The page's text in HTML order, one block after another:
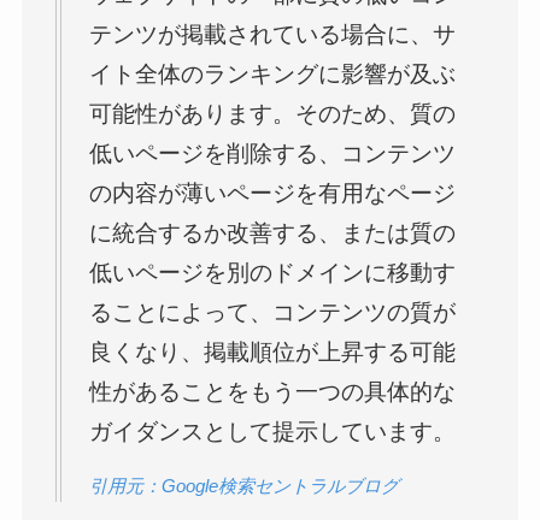
テンツが掲載されている場合に、サ
イト全体のランキングに影響が及ぶ
可能性があります。そのため、質の
低いページを削除する、コンテンツ
の内容が薄いページを有用なページ
に統合するか改善する、または質の
低いページを別のドメインに移動す
ることによって、コンテンツの質が
良くなり、掲載順位が上昇する可能
性があることをもう一つの具体的な
ガイダンスとして提示しています。
引用元：Google検索セントラルブログ